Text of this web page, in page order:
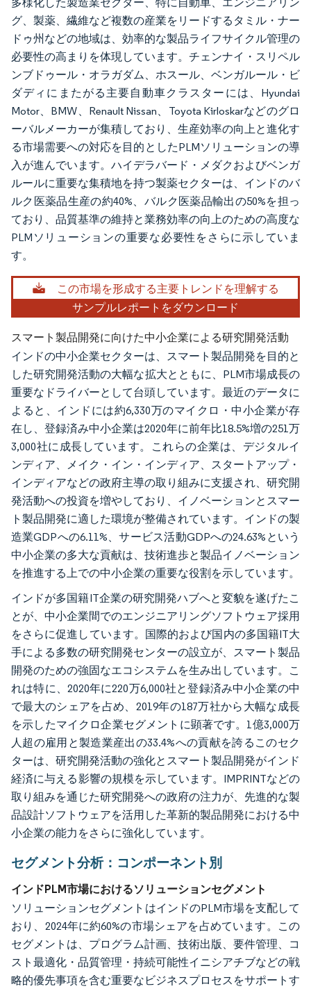
グ、製薬、繊維など複数の産業をリードするタミル・ナー
ドゥ州などの地域は、効率的な製品ライフサイクル管理の
必要性の高まりを体現しています。チェンナイ・スリペル
ンブドゥール・オラガダム、ホスール、ベンガルール・ビ
ダディにまたがる主要自動車クラスターには、Hyundai
Motor、BMW、Renault Nissan、Toyota Kirloskarなどのグロ
ーバルメーカーが集積しており、生産効率の向上と進化す
る市場需要への対応を目的としたPLMソリューションの導
入が進んでいます。ハイデラバード・メダクおよびベンガ
ルールに重要な集積地を持つ製薬セクターは、インドのバ
ルク医薬品生産の約40%、バルク医薬品輸出の50%を担っ
ており、品質基準の維持と業務効率の向上のための高度な
PLMソリューションの重要な必要性をさらに示していま
す。
この市場を形成する主要トレンドを理解する
サンプルレポートをダウンロード
スマート製品開発に向けた中小企業による研究開発活動
インドの中小企業セクターは、スマート製品開発を目的と
した研究開発活動の大幅な拡大とともに、PLM市場成長の
重要なドライバーとして台頭しています。最近のデータに
よると、インドには約6,330万のマイクロ・中小企業が存
在し、登録済み中小企業は2020年に前年比18.5%増の251万
3,000社に成長しています。これらの企業は、デジタルイ
ンディア、メイク・イン・インディア、スタートアップ・
インディアなどの政府主導の取り組みに支援され、研究開
発活動への投資を増やしており、イノベーションとスマー
ト製品開発に適した環境が整備されています。インドの製
造業GDPへの6.11%、サービス活動GDPへの24.63%という
中小企業の多大な貢献は、技術進歩と製品イノベーション
を推進する上での中小企業の重要な役割を示しています。
インドが多国籍IT企業の研究開発ハブへと変貌を遂げたこ
とが、中小企業間でのエンジニアリングソフトウェア採用
をさらに促進しています。国際的および国内の多国籍IT大
手による多数の研究開発センターの設立が、スマート製品
開発のための強固なエコシステムを生み出しています。こ
れは特に、2020年に220万6,000社と登録済み中小企業の中
で最大のシェアを占め、2019年の187万社から大幅な成長
を示したマイクロ企業セグメントに顕著です。1億3,000万
人超の雇用と製造業産出の33.4%への貢献を誇るこのセク
ターは、研究開発活動の強化とスマート製品開発がインド
経済に与える影響の規模を示しています。IMPRINTなどの
取り組みを通じた研究開発への政府の注力が、先進的な製
品設計ソフトウェアを活用した革新的製品開発における中
小企業の能力をさらに強化しています。
セグメント分析：コンポーネント別
インドPLM市場におけるソリューションセグメント
ソリューションセグメントはインドのPLM市場を支配して
おり、2024年に約60%の市場シェアを占めています。この
セグメントは、プログラム計画、技術出版、要件管理、コ
スト最適化・品質管理・持続可能性イニシアチブなどの戦
略的優先事項を含む重要なビジネスプロセスをサポートす